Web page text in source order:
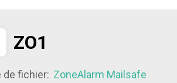
ZO1
de fichier: ZoneAlarm Mailsafe